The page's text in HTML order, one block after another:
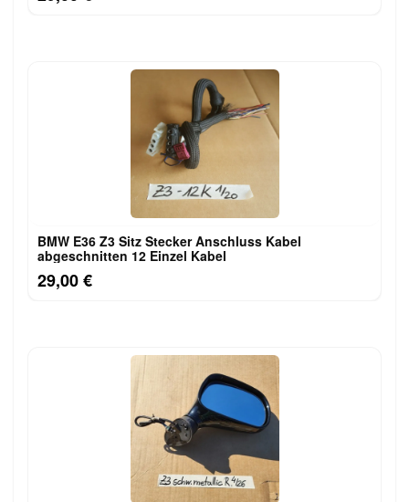
BMW E36 Z3 Sitz Stecker Anschluss Kabel
abgeschnitten 12 Einzel Kabel
29,00 €